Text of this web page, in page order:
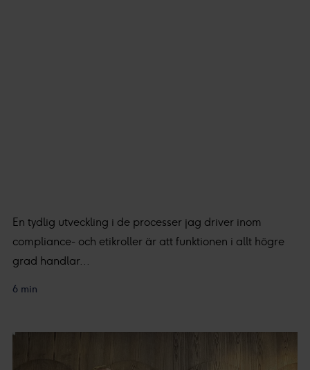
En tydlig utveckling i de processer jag driver inom
compliance- och etikroller är att funktionen i allt högre
grad handlar...
6 min